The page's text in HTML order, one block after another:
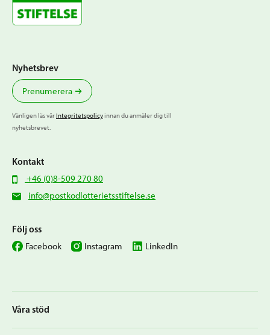
Våra stöd
Nyhetsbrev
Prenumerera
Vänligen läs vårIntegritetspolicyinnan du anmäler dig till
nyhetsbrevet.
Kontakt
+46 (0)8-509 270 80
info@postkodlotterietsstiftelse.se
Följ oss
Facebook Instagram LinkedIn